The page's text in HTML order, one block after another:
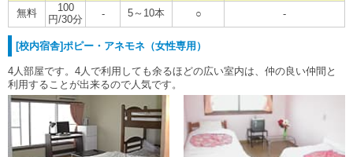
無料
100
円/30分
- 5～10本 ○ -
[校内宿舎]ポピー・アネモネ（女性専用）
4人部屋です。4人で利用しても余るほどの広い室内は、仲の良い仲間と
利用することが出来るので人気です。